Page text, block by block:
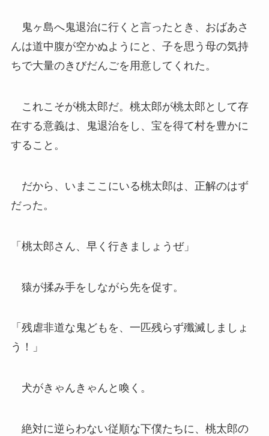
鬼ヶ島へ鬼退治に行くと言ったとき、おばあさ
んは道中腹が空かぬようにと、子を思う母の気持
ちで大量のきびだんごを用意してくれた。
これこそが桃太郎だ。桃太郎が桃太郎として存
在する意義は、鬼退治をし、宝を得て村を豊かに
すること。
だから、いまここにいる桃太郎は、正解のはず
だった。
「桃太郎さん、早く行きましょうぜ」
猿が揉み手をしながら先を促す。
「残虐非道な鬼どもを、一匹残らず殲滅しましょ
う！」
犬がきゃんきゃんと喚く。
絶対に逆らわない従順な下僕たちに、桃太郎の